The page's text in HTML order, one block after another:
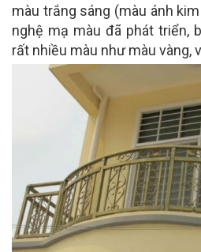
màu trắng sáng (màu ánh
nghệ mạ màu đã phát triển,
rất nhiều màu như màu vàng,